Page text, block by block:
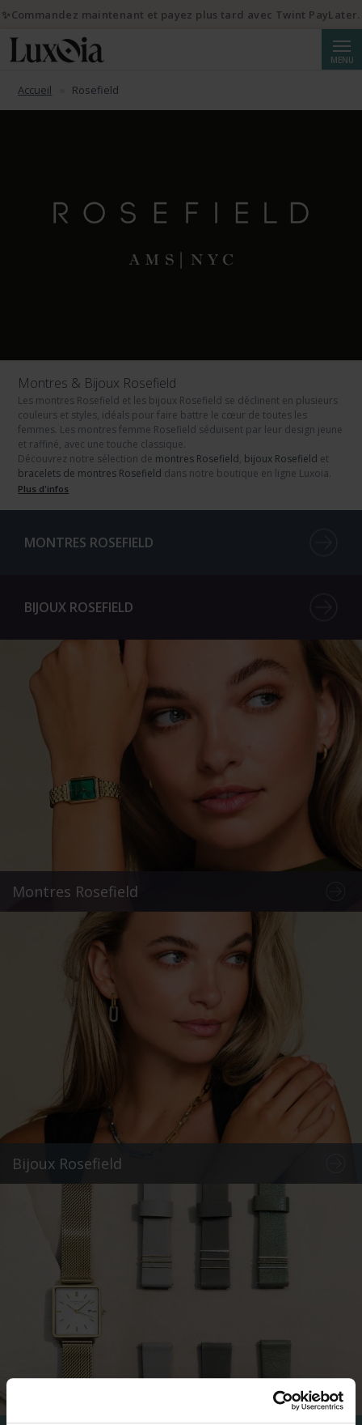
MENU
Accueil Rosefield
Montres & Bijoux Rosefield
Les montres Rosefield et les bijoux Rosefield se déclinent en plusieurs
couleurs et styles, idéals pour faire battre le cœur de toutes les
femmes. Les montres femme Rosefield séduisent par leur design jeune
et raffiné, avec une touche classique.
Découvrez notre sélection de montres Rosefield, bijoux Rosefield et
bracelets de montres Rosefield dans notre boutique en ligne Luxoia.
Plus d'infos
MONTRES ROSEFIELD
BIJOUX ROSEFIELD
Montres Rosefield
Bijoux Rosefield
✨Commandez maintenant et payez plus tard avec Twint PayLater.